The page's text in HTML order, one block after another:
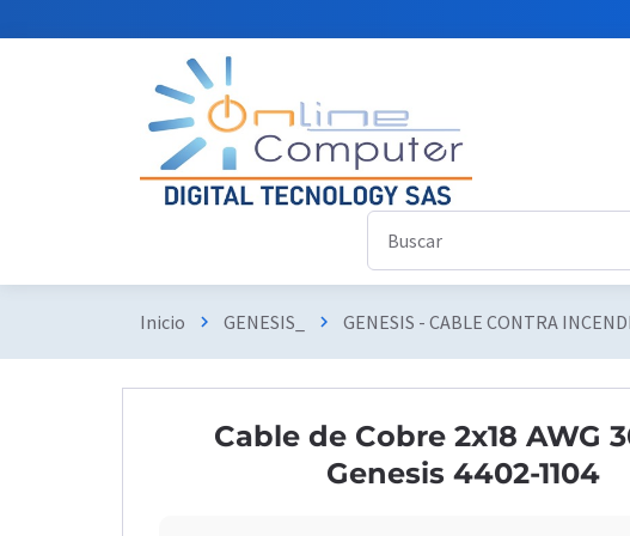
Inicio chevron_right GENESIS_ chevron_right GENESIS - CABLE CONTRA
Cable de Cobre 2x18 AWG
Genesis 4402-1104